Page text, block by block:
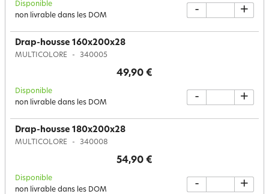
Disponible
non livrable dans les DOM
- +
Drap-housse 160x200x28
MULTICOLORE 340005
49,90 €
Disponible
non livrable dans les DOM
- +
Drap-housse 180x200x28
MULTICOLORE 340008
54,90 €
Disponible
non livrable dans les DOM
- +